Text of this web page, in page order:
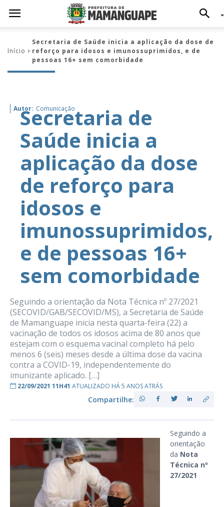
Início
Secretaria de Saúde inicia a aplicação da dose de
reforço para idosos e imunossuprimidos, e de
pessoas 16+ sem comorbidade
Autor: Comunicação
Secretaria de
Saúde inicia a
aplicação da dose
de reforço para
idosos e
imunossuprimidos,
e de pessoas 16+
sem comorbidade
Seguindo a orientação da Nota Técnica nº 27/2021
(SECOVID/GAB/SECOVID/MS), a Secretaria de Saúde
de Mamanguape inicia nesta quarta-feira (22) a
vacinação de todos os idosos acima de 80 anos que
estejam com o esquema vacinal completo há pelo
menos 6 (seis) meses desde a última dose da vacina
contra a COVID-19, independentemente do
imunizante aplicado. […]
22/09/2021 11H41 ATUALIZADO HÁ 5 ANOS ATRÁS
Compartilhe:
Seguindo a
orientação
da Nota
Técnica nº
27/2021